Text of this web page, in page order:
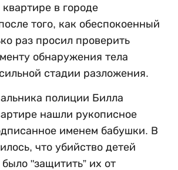
в городе
того, как обеспокоенный
раз просил проверить
обнаружения тела
стадии разложения.
полиции Билла
нашли рукописное
именем бабушки. В
что убийство детей
"защитить” их от